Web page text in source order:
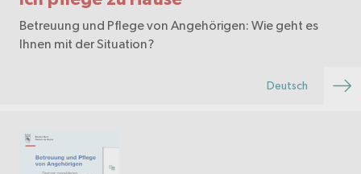
Betreuung und Pflege von Angehörigen: Wie geht es
Ihnen mit der Situation?
Deutsch